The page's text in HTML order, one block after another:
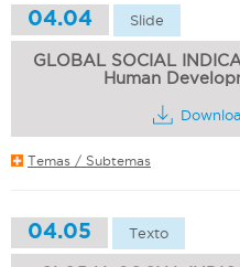
04.04 Slide
GLOBAL SOCIAL
Human
Temas / Subtemas
04.05 Texto